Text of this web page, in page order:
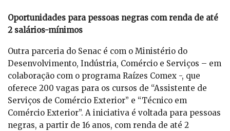
Oportunidades para pessoas negras com renda de até
2 salários-mínimos
Outra parceria do Senac é com o Ministério do
Desenvolvimento, Indústria, Comércio e Serviços – em
colaboração com o programa Raízes Comex -, que
oferece 200 vagas para os cursos de “Assistente de
Serviços de Comércio Exterior” e “Técnico em
Comércio Exterior”. A iniciativa é voltada para pessoas
negras, a partir de 16 anos, com renda de até 2